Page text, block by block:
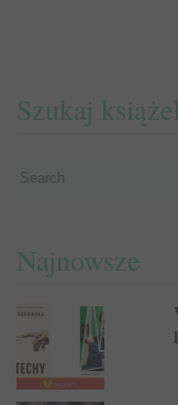
Szukaj
Najnowsze